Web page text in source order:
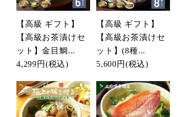
【高級 ギフト】
【高級お茶漬けセ
ット】金目鯛...
4,299円 (税込)
【高級 ギフト】
【高級お茶漬けセ
ット】(8種...
5,600円 (税込)